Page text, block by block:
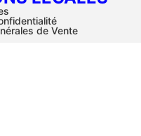
de Vente